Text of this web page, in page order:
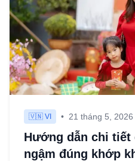
🇻🇳 VI • 21 tháng 5, 2026
Hướng dẫn chi tiết
ngậm đúng khớp